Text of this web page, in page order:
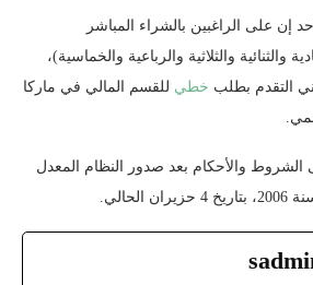
إن على الراغبين بالشراء المباشر
والثنائية والثلاثية والرباعية والخماسية)،
التقدم بطلب خطي للقسم المالي في ماركا
الشروط والأحكام بعد صدور النظام المعدل